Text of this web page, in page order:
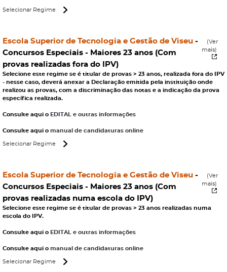
Selecionar Regime
Escola Superior de Tecnologia e Gestão de Viseu -
Concursos Especiais - Maiores 23 anos (Com
provas realizadas fora do IPV)
(Ver
mais)
Selecione este regime se é titular de provas > 23 anos, realizada fora do IPV
- nesse caso, deverá anexar a Declaração emitida pela instituição onde
realizou as provas, com a discriminação das notas e a indicação da prova
específica realizada.
Consulte aqui o EDITAL e outras informações
Consulte aqui o manual de candidaturas online
Selecionar Regime
Escola Superior de Tecnologia e Gestão de Viseu -
Concursos Especiais - Maiores 23 anos (Com
provas realizadas numa escola do IPV)
(Ver
mais)
Selecione este regime se é titular de provas > 23 anos realizadas numa
escola do IPV.
Consulte aqui o EDITAL e outras informações
Consulte aqui o manual de candidaturas online
Selecionar Regime